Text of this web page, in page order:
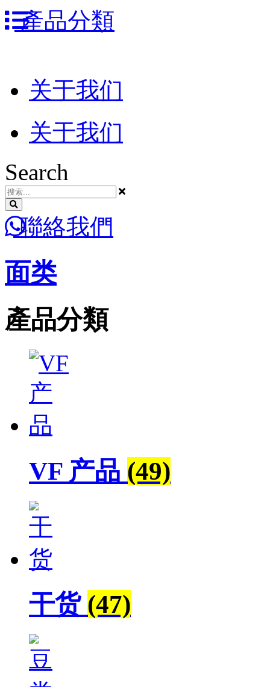
跳
到
產品分類
关于我们
关于我们
Search
聯絡我們
面类
產品分類
VF 产品 (49)
干货 (47)